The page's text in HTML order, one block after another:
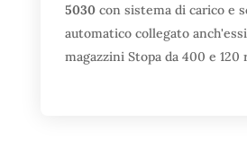
5030con sistema di carico e
automatico collegato
magazzini Stopa da 400 e 120